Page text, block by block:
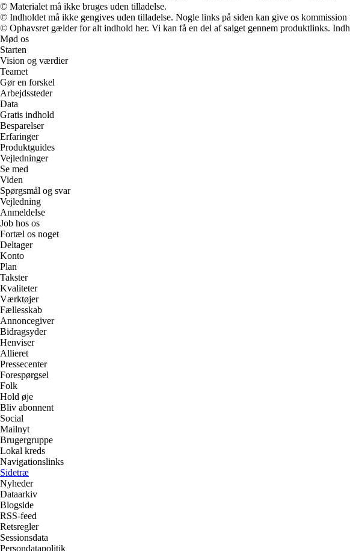
© Materialet må ikke bruges uden tilladelse.
© Indholdet må ikke gengives uden tilladelse. Nogle links på siden kan give os kommission
© Ophavsret gælder for alt indhold her. Vi kan få en del af salget gennem produktlinks.
Mød os
Starten
Vision og værdier
Teamet
Gør en forskel
Arbejdssteder
Data
Gratis indhold
Besparelser
Erfaringer
Produktguides
Vejledninger
Se med
Viden
Spørgsmål og svar
Vejledning
Anmeldelse
Job hos os
Fortæl os noget
Deltager
Konto
Plan
Takster
Kvaliteter
Værktøjer
Fællesskab
Annoncegiver
Bidragsyder
Henviser
Allieret
Pressecenter
Forespørgsel
Folk
Hold øje
Bliv abonnent
Social
Mailnyt
Brugergruppe
Lokal kreds
Navigationslinks
Sidetræ
Nyheder
Dataarkiv
Blogside
RSS-feed
Retsregler
Sessionsdata
Persondatapolitik